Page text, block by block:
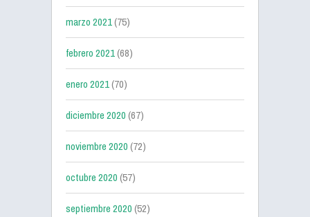
marzo 2021(75)
febrero 2021(68)
enero 2021(70)
diciembre 2020(67)
noviembre 2020(72)
octubre 2020(57)
septiembre 2020(52)